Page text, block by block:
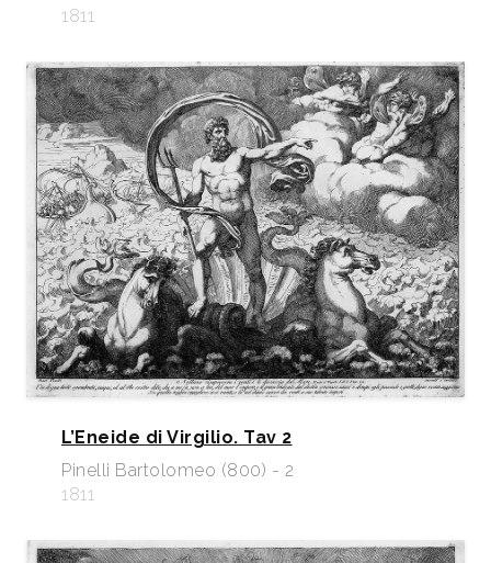
1811
L’Eneide di Virgilio. Tav 2
Pinelli Bartolomeo (800) - 2
1811